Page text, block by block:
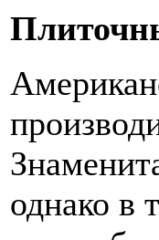
однако в